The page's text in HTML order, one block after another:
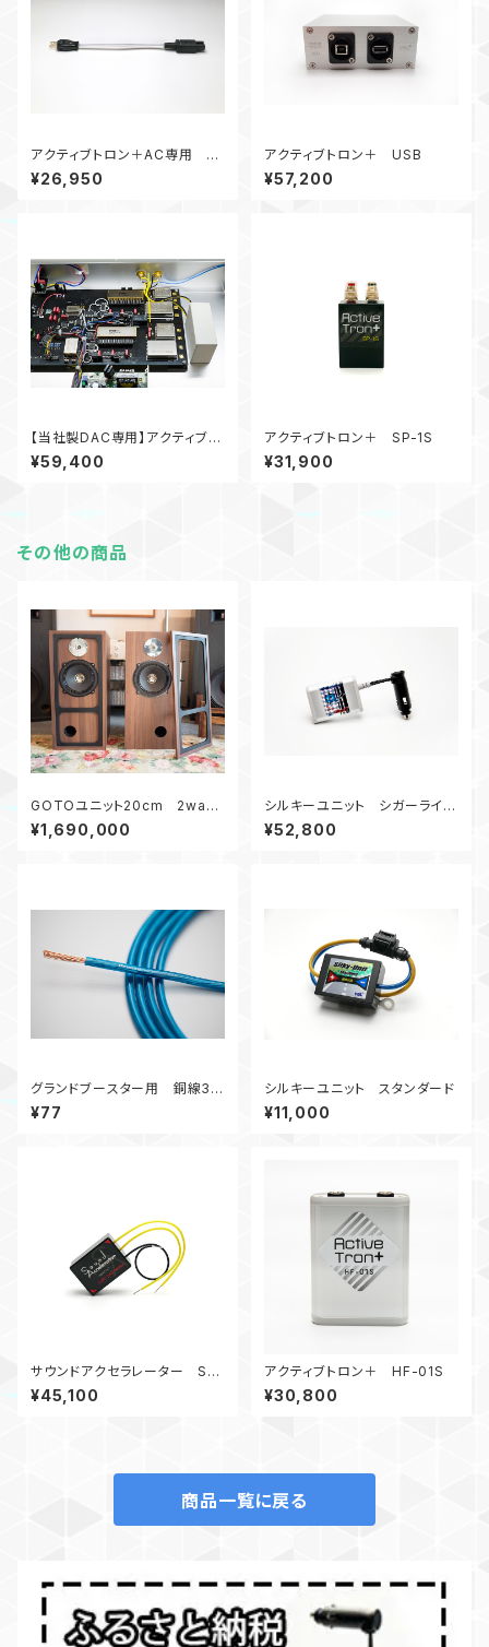
アクティブトロン＋AC専用 純
銀線ACケーブル25cm kit
¥26,950
アクティブトロン＋ USB
¥57,200
【当社製DAC専用】アクティブト
ロン＋RCA内蔵型ステレオタイ
プ
¥59,400
アクティブトロン＋ SP-1S
¥31,900
その他の商品
GOTOユニット20cm 2way
スピーカー【受注生産可能です】
¥1,690,000
シルキーユニット シガーライタ
ーU3
¥52,800
グランドブースター用 銅線3.5
φ 0.1ｍ【10cm】
¥77
シルキーユニット スタンダード
¥11,000
サウンドアクセラレーター SA-
２mk2
¥45,100
アクティブトロン＋ HF-01S
¥30,800
商品一覧に戻る